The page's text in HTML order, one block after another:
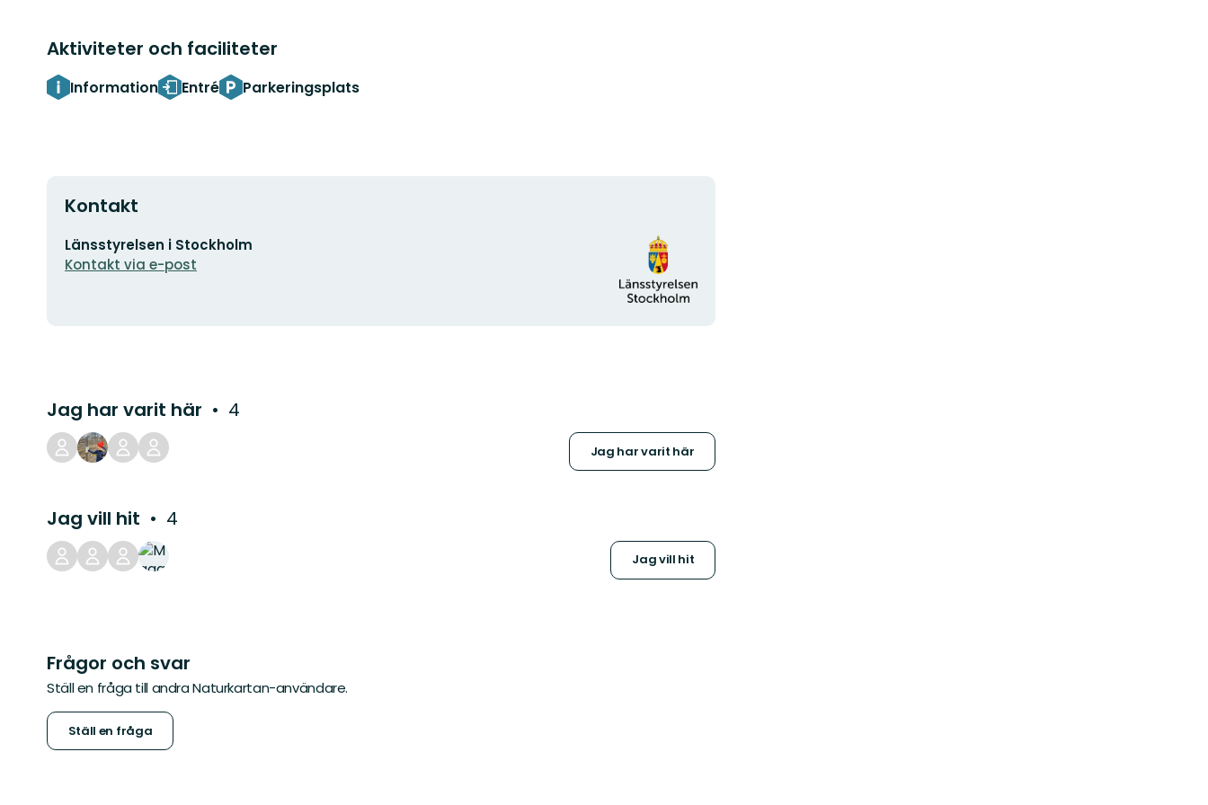
Aktiviteter och faciliteter
Information Entré Parkeringsplats
Kontakt
E-
postadress
Länsstyrelsen i Stockholm
Kontakt via e-post
Organisationens
logotyp
Jag har varit här 4
Jag har varit här
Jag vill hit 4
Jag vill hit
Frågor och svar
Ställ en fråga till andra Naturkartan-användare.
Ställ en fråga